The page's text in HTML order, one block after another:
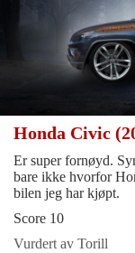
Honda Civic
Er super fornøyd.
bare ikke hvorfor
bilen jeg har kjøpt.
Score 10
Vurdert av Torill